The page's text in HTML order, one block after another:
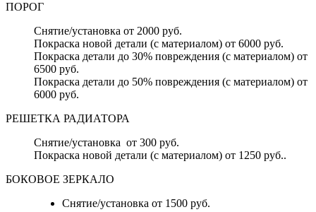
ПОРОГ
Снятие/установка от 2000 руб.
Покраска новой детали (с материалом) от 6000 руб.
Покраска детали до 30% повреждения (с материалом) от
6500 руб.
Покраска детали до 50% повреждения (с материалом) от
6000 руб.
РЕШЕТКА РАДИАТОРА
Снятие/установка от 300 руб.
Покраска новой детали (с материалом) от 1250 руб..
БОКОВОЕ ЗЕРКАЛО
Снятие/установка от 1500 руб.